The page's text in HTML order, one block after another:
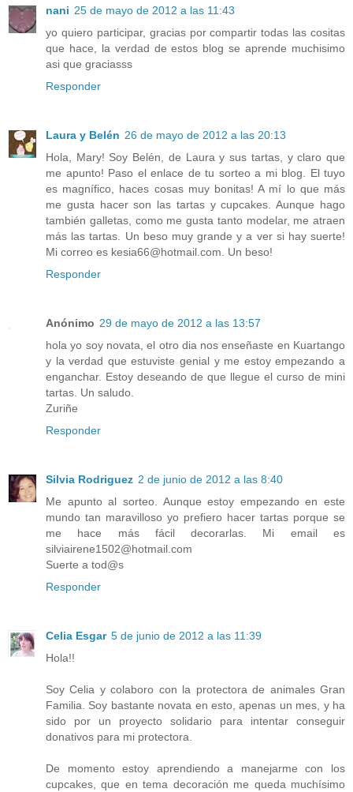
nani 25 de mayo de 2012 a las 11:43
yo quiero participar, gracias por compartir todas las cositas
que hace, la verdad de estos blog se aprende muchisimo
asi que graciasss
Responder
Laura y Belén 26 de mayo de 2012 a las 20:13
Hola, Mary! Soy Belén, de Laura y sus tartas, y claro que
me apunto! Paso el enlace de tu sorteo a mi blog. El tuyo
es magnífico, haces cosas muy bonitas! A mí lo que más
me gusta hacer son las tartas y cupcakes. Aunque hago
también galletas, como me gusta tanto modelar, me atraen
más las tartas. Un beso muy grande y a ver si hay suerte!
Mi correo es kesia66@hotmail.com. Un beso!
Responder
Anónimo 29 de mayo de 2012 a las 13:57
hola yo soy novata, el otro dia nos enseñaste en Kuartango
y la verdad que estuviste genial y me estoy empezando a
enganchar. Estoy deseando de que llegue el curso de mini
tartas. Un saludo.
Zuriñe
Responder
Silvia Rodriguez 2 de junio de 2012 a las 8:40
Me apunto al sorteo. Aunque estoy empezando en este
mundo tan maravilloso yo prefiero hacer tartas porque se
me hace más fácil decorarlas. Mi email es
silviairene1502@hotmail.com
Suerte a tod@s
Responder
Celia Esgar 5 de junio de 2012 a las 11:39
Hola!!
Soy Celia y colaboro con la protectora de animales Gran
Familia. Soy bastante novata en esto, apenas un mes, y ha
sido por un proyecto solidario para intentar conseguir
donativos para mi protectora.
De momento estoy aprendiendo a manejarme con los
cupcakes, que en tema decoración me queda muchísimo